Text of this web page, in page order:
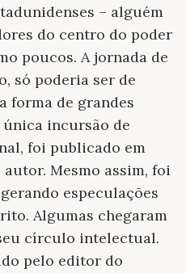
– alguém
do centro do poder
poucos. A jornada de
só poderia ser de
forma de grandes
única incursão de
foi publicado em
Mesmo assim, foi
especulações
Algumas chegaram
círculo intelectual.
pelo editor do